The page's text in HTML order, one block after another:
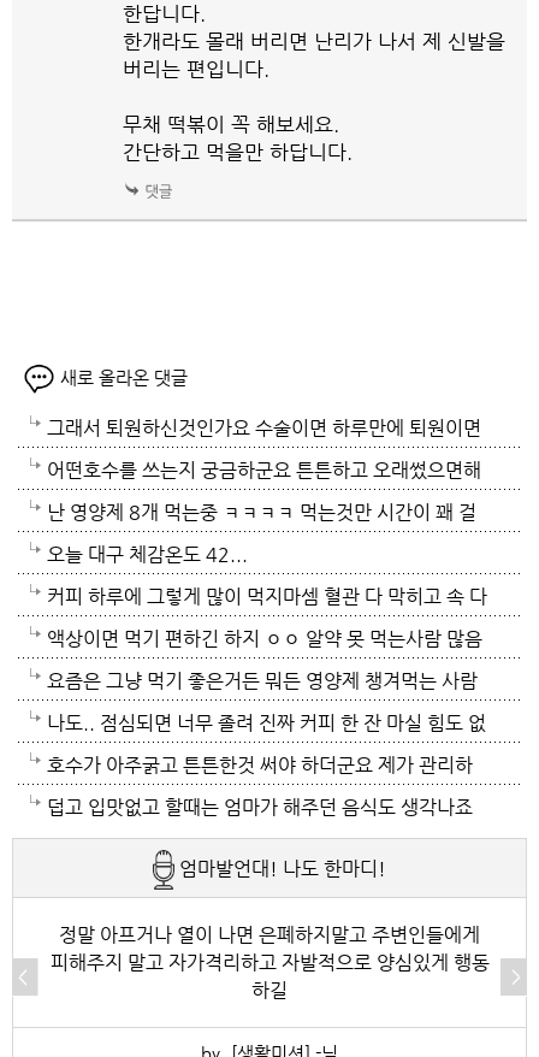
한답니다.
한개라도 몰래 버리면 난리가 나서 제 신발을
버리는 편입니다.
무채 떡볶이 꼭 해보세요.
간단하고 먹을만 하답니다.
새로 올라온 댓글
그래서 퇴원하신것인가요 수술이면 하루만에 퇴원이면
시술이셨나봐요 개복수술만 아님 다행이죠 수술에 입원
환자도 힘들지만 보호자도 힘듭니다 딸애 일년 병원생
활에 딸애 퇴원하자마자 친정엄마 골절로 두달반의 입
원기간 보아주느라 거의 일년반을 병원에서 쪽잠 자면
서 지내서인지 저의 엄마는 병원밥도 한톨도 안드셔서
밥도 해다 드려야겠고 그래도 전 출가외인 취급이더군
요 친정엄마도 넘 힘들게 하니 멀어지게 되네요 남편분
날도 더운데 빨리 좋아지셨음해요 저의남편도 작년에
허리협착증 레이저 시술인데도 이박삼일 입원시키더군
요 정형외과병동은 통합간병이라 보호자 필요없다고 해
도 신경이 쓰이죠 병원가면 수액이야 기본이죠
어떤호수를 쓰는지 궁금하군요 튼튼하고 오래썼으면해
서요
난 영양제 8개 먹는중 ㅋㅋㅋㅋ 먹는것만 시간이 꽤 걸
리더라
오늘 대구 체감온도 42...
커피 하루에 그렇게 많이 먹지마셈 혈관 다 막히고 속 다
배림
액상이면 먹기 편하긴 하지 ㅇㅇ 알약 못 먹는사람 많음
요즘은 그냥 먹기 좋은거든 뭐든 영양제 챙겨먹는 사람
이 사는거다
나도.. 점심되면 너무 졸려 진짜 커피 한 잔 마실 힘도 없
어서 그냥 낮잠 자 ㅋㅋㅋ
호수가 아주굵고 튼튼한것 써야 하더군요 제가 관리하
는 텃밭은 호수가 굵고 넘 튼튼해서 풀려서 쓸려면 무겁
지만 터질 염려는 없더군요 비가 조금이라도 왔음 좋네
덥고 입맛없고 할때는 엄마가 해주던 음식도 생각나죠
넘 덥도 지치는 시기에요 오늘도 38도 였죠 힘드셔도 최
대한 비슷하것 찾아서 드셔야죠
엄마발언대! 나도 한마디!
정말 아프거나 열이 나면 은폐하지말고 주변인들에게
피해주지 말고 자가격리하고 자발적으로 양심있게 행동
하길
by. [생활미션] -님